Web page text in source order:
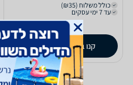
כולל משלוח (₪35)
עד 7 ימי עסקים
קנו ב- zapstore